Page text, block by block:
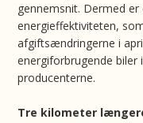
gennemsnit. Dermed
energieffektiviteten,
afgiftsændringerne i
energiforbrugende
producenterne.
Tre kilometer